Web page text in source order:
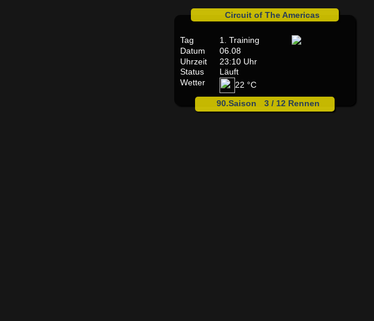
Circuit of The Americas
Tag
1. Training
Datum
06.08
Uhrzeit
23:10 Uhr
Status
Läuft
Wetter
22 °C
90.Saison
3 / 12 Rennen